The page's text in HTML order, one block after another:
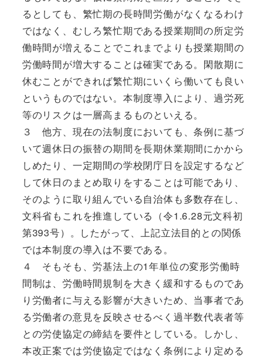
るとしても、繁忙期の長時間労働がなくなるわけ
ではなく、むしろ繁忙期である授業期間の所定労
働時間が増えることでこれまでよりも授業期間の
労働時間が増大することは確実である。閑散期に
休むことができれば繁忙期にいくら働いても良い
というものではない。本制度導入により、過労死
等のリスクは一層高まるものといえる。
３ 他方、現在の法制度においても、条例に基づ
いて週休日の振替の期間を長期休業期間にかから
しめたり、一定期間の学校閉庁日を設定するなど
して休日のまとめ取りをすることは可能であり、
そのように取り組んでいる自治体も多数存在し、
文科省もこれを推進している（令1.6.28元文科初
第393号）。したがって、上記立法目的との関係
では本制度の導入は不要である。
４ そもそも、労基法上の1年単位の変形労働時
間制は、労働時間規制を大きく緩和するものであ
り労働者に与える影響が大きいため、当事者であ
る労働者の意見を反映させるべく過半数代表者等
との労使協定の締結を要件としている。しかし、
本改正案では労使協定ではなく条例により定める